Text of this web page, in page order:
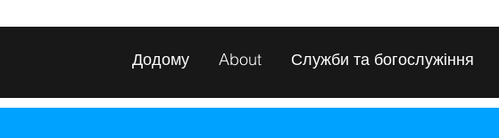
Додому About Служби та богослужіння